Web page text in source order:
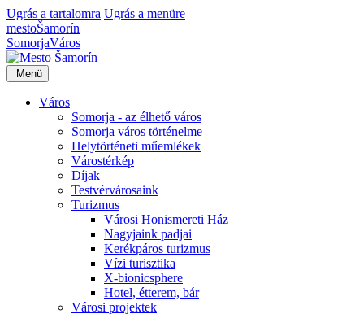
Ugrás a tartalomra Ugrás a menüre
mestoŠamorín
SomorjaVáros
Menü
Város
Somorja - az élhető város
Somorja város történelme
Helytörténeti műemlékek
Várostérkép
Díjak
Testvérvárosaink
Turizmus
Városi Honismereti Ház
Nagyjaink padjai
Kerékpáros turizmus
Vízi turisztika
X-bionicsphere
Hotel, étterem, bár
Városi projektek